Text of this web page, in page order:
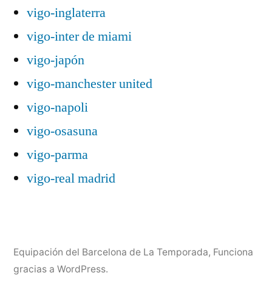
vigo-inglaterra
vigo-inter de miami
vigo-japón
vigo-manchester united
vigo-napoli
vigo-osasuna
vigo-parma
vigo-real madrid
Equipación del Barcelona de La Temporada, Funciona
gracias a WordPress.